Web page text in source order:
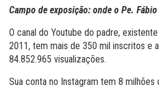
Campo de exposição: onde o Pe.
O canal do Youtube do padre,
2011, tem mais de 350 mil inscritos e
84.852.965 visualizações.
Sua conta no Instagram tem 8 milhões